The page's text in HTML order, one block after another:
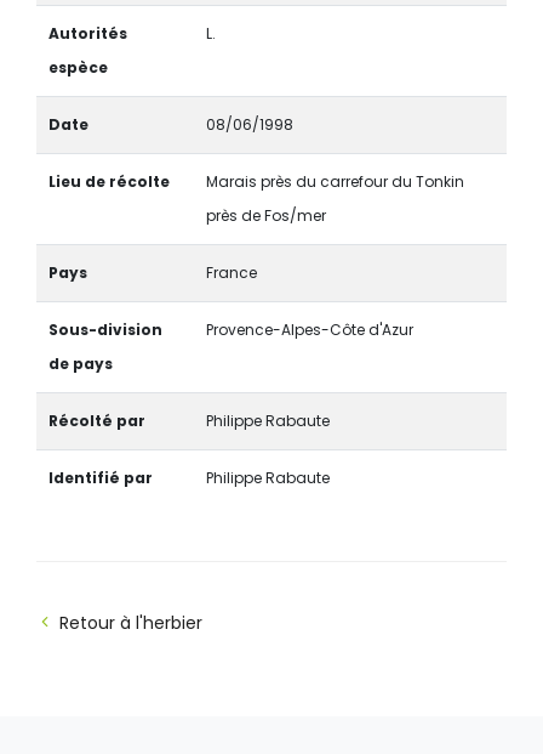
Autorités
espèce
L.
Date 08/06/1998
Lieu de récolte
Marais près du carrefour du Tonkin
près de Fos/mer
Pays France
Sous-division
de pays
Provence-Alpes-Côte d'Azur
Récolté par Philippe Rabaute
Identifié par Philippe Rabaute
Retour à l'herbier